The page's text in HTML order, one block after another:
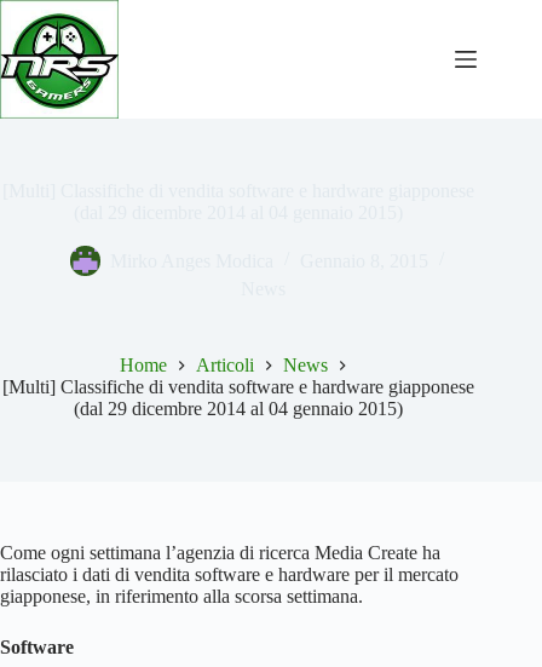
Salta
contenuto
Home Articoli
News
[Multi] Classifiche di vendita software e hardware giapponese
(dal 29 dicembre 2014 al 04 gennaio 2015)
Come ogni settimana l’agenzia di ricerca Media Create ha
rilasciato i dati di vendita software e hardware per il mercato
giapponese, in riferimento alla scorsa settimana.
Software